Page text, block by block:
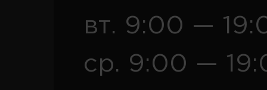
вт. 9:00 —
ср. 9:00 —